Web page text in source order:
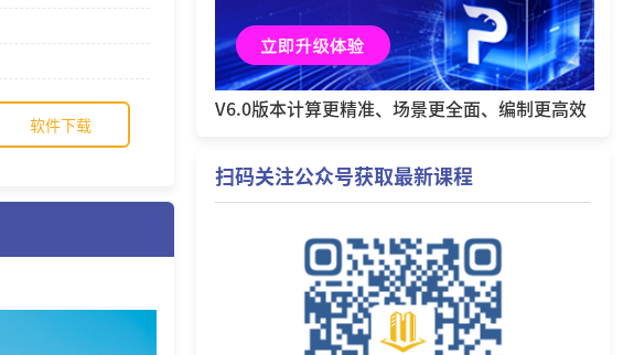
软件下载
V6.0版本计算更精准、场景更全面、编制更高效
扫码关注公众号获取最新课程